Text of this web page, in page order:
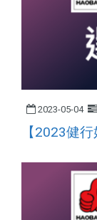
2023-05-04
【2023健